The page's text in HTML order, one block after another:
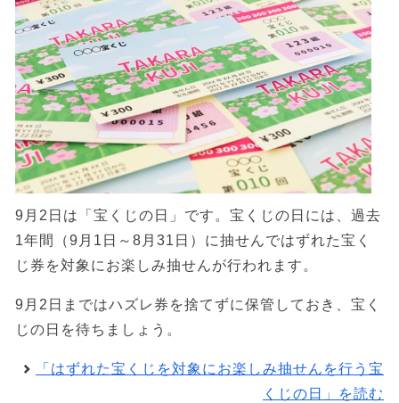
9月2日は「宝くじの日」です。宝くじの日には、過去
1年間（9月1日～8月31日）に抽せんではずれた宝く
じ券を対象にお楽しみ抽せんが行われます。
9月2日まではハズレ券を捨てずに保管しておき、宝く
じの日を待ちましょう。
「はずれた宝くじを対象にお楽しみ抽せんを行う宝
くじの日」を読む